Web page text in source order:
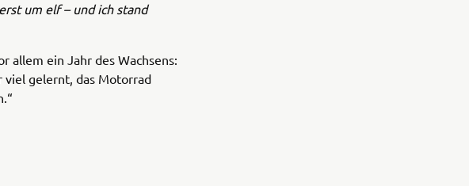
um elf – und ich stand
allem ein Jahr des Wachsens:
viel gelernt, das Motorrad